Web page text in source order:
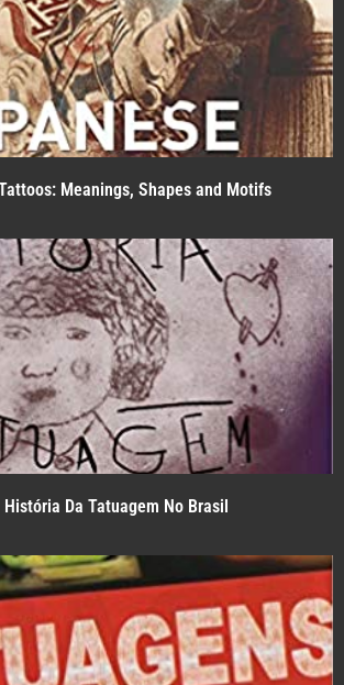
Meanings, Shapes and Motifs
História Da Tatuagem No Brasil